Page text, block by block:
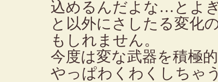
込めるんだよな…とよ
と以外にさしたる変化
もしれません。
今度は変な武器を積極
やっぱわくわくしちゃ